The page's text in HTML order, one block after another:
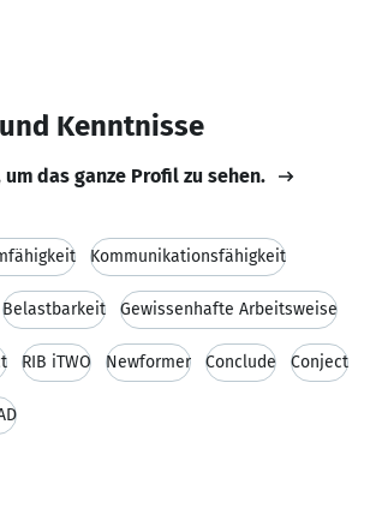
Kenntnisse
das ganze Profil zu sehen.
Kommunikationsfähigkeit
Belastbarkeit Gewissenhafte Arbeitsweise
RIB iTWO Newformer Conclude Conject